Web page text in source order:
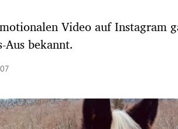
Video auf Instagram
Aus bekannt.
öffnen/schließen